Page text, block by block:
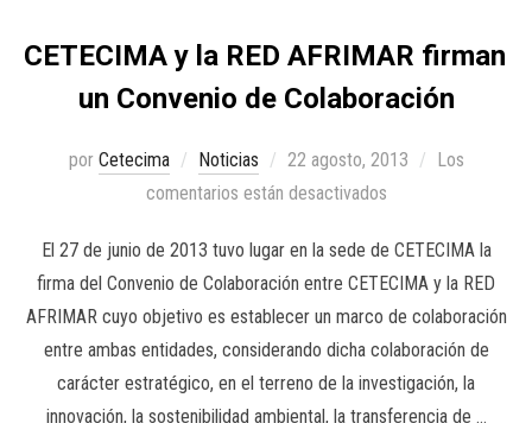
CETECIMA y la RED AFRIMAR firman
un Convenio de Colaboración
por Cetecima Noticias 22 agosto, 2013
Los
comentarios están desactivados
El 27 de junio de 2013 tuvo lugar en la sede de CETECIMA la
firma del Convenio de Colaboración entre CETECIMA y la RED
AFRIMAR cuyo objetivo es establecer un marco de colaboración
entre ambas entidades, considerando dicha colaboración de
carácter estratégico, en el terreno de la investigación, la
innovación, la sostenibilidad ambiental, la transferencia de …